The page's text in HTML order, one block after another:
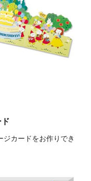
カードをお作りでき